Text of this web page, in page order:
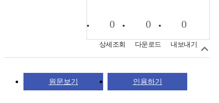
0
상세조회
0
다운로드
0
내보내기
원문보기 인용하기